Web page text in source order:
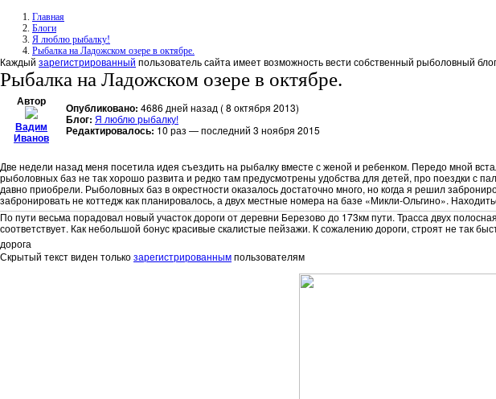
Главная
Блоги
Я люблю рыбалку!
Рыбалка на Ладожском озере в октябре.
Каждый зарегистрированный пользователь сайта имеет возможность вести собственный рыболовный
Рыбалка на Ладожском озере в октябре.
Автор
Вадим
Иванов
Опубликовано: 4686 дней назад ( 8 октября 2013)
Блог: Я люблю рыбалку!
Редактировалось: 10 раз — последний 3 ноября 2015
Две недели назад меня посетила идея съездить на рыбалку вместе с женой и ребенком. Передо мной
рыболовных баз не так хорошо развита и редко там предусмотрены удобства для детей, про поездки с
давно приобрели. Рыболовных баз в окрестности оказалось достаточно много, но когда я решил
забронировать не коттедж как планировалось, а двух местные номера на базе «Микли-Ольгино».
По пути весьма порадовал новый участок дороги от деревни Березово до 173км пути. Трасса двух
соответствует. Как небольшой бонус красивые скалистые пейзажи. К сожалению дороги, строят не так
дорога
Скрытый текст виден толькозарегистрированнымпользователям